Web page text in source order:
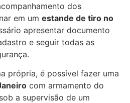
dos
em um estande de tiro no
apresentar documento
e seguir todas as
própria, é possível fazer uma
com armamento do
a supervisão de um